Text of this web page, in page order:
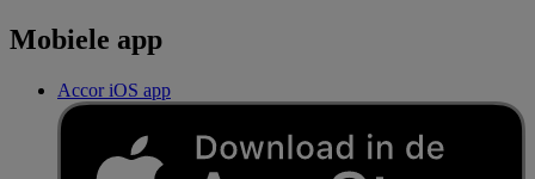
Mobiele app
Accor iOS app